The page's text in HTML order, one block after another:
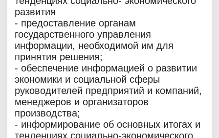
развития
- предоставление органам
государственного управления
информации, необходимой им для
принятия решения;
- обеспечение информацией о развитии
экономики и социальной сферы
руководителей предприятий и компаний,
менеджеров и организаторов
производства;
- информирование об основных итогах и
тенденциях социально-экономического